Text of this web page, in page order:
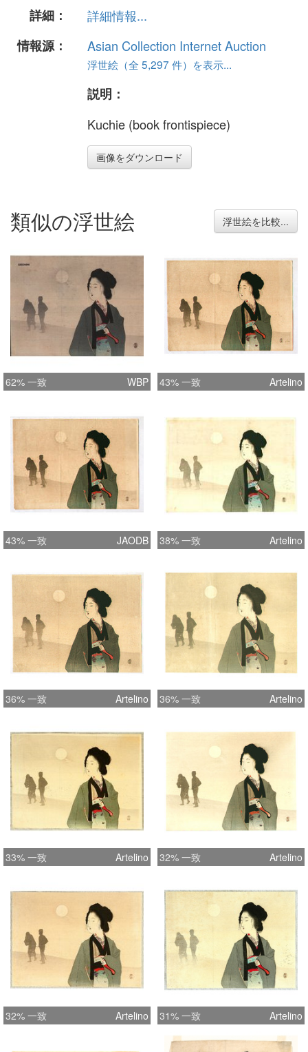
詳細：
詳細情報...
情報源：
Asian Collection Internet Auction
浮世絵（全 5,297 件）を表示...
説明：
Kuchie (book frontispiece)
画像をダウンロード
類似の浮世絵 浮世絵を比較...
62% 一致 WBP 43% 一致 Artelino
43% 一致 JAODB 38% 一致 Artelino
36% 一致 Artelino 36% 一致 Artelino
33% 一致 Artelino 32% 一致 Artelino
32% 一致 Artelino 31% 一致 Artelino